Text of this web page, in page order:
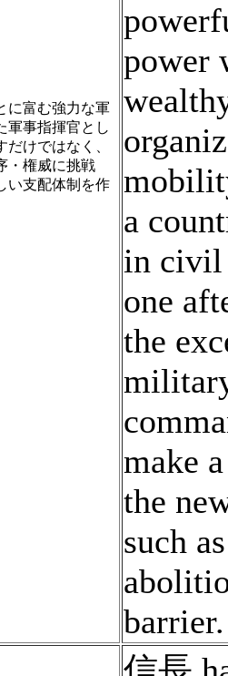
に富む強力な軍
軍事指揮官とし
けではなく、
・権威に挑戦
い支配体制を作
power
a
in civil
one
the
make
the
such
barrier.